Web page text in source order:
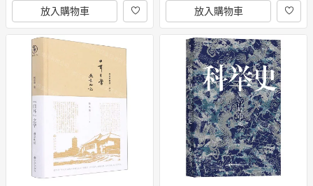
放入購物車 放入購物車